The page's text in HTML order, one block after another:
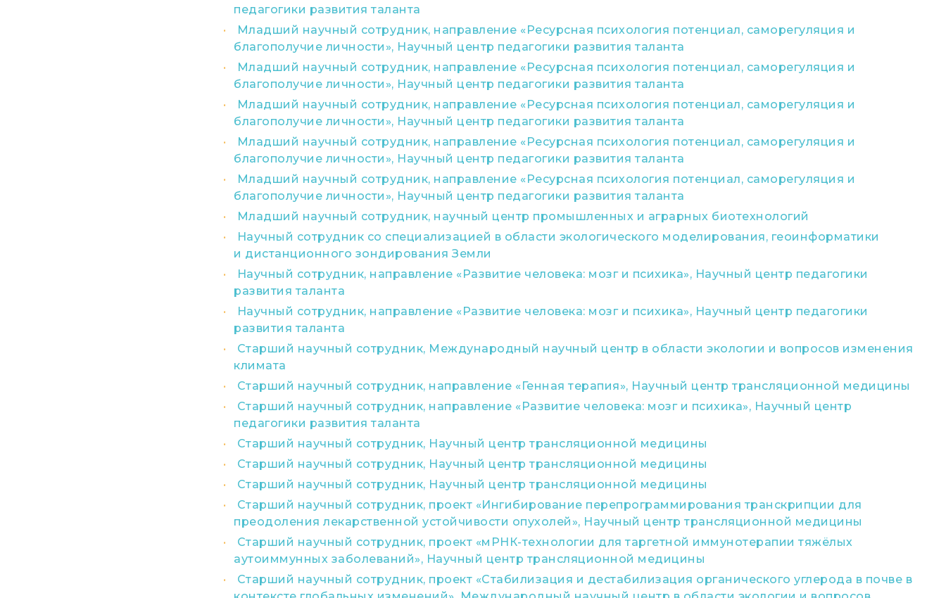
педагогики развития таланта
Младший научный сотрудник, направление «Ресурсная психология потенциал, саморегуляция и
благополучие личности», Научный центр педагогики развития таланта
Младший научный сотрудник, направление «Ресурсная психология потенциал, саморегуляция и
благополучие личности», Научный центр педагогики развития таланта
Младший научный сотрудник, направление «Ресурсная психология потенциал, саморегуляция и
благополучие личности», Научный центр педагогики развития таланта
Младший научный сотрудник, направление «Ресурсная психология потенциал, саморегуляция и
благополучие личности», Научный центр педагогики развития таланта
Младший научный сотрудник, направление «Ресурсная психология потенциал, саморегуляция и
благополучие личности», Научный центр педагогики развития таланта
Младший научный сотрудник, научный центр промышленных и аграрных биотехнологий
Научный сотрудник со специализацией в области экологического моделирования, геоинформатики
и дистанционного зондирования Земли
Научный сотрудник, направление «Развитие человека: мозг и психика», Научный центр педагогики
развития таланта
Научный сотрудник, направление «Развитие человека: мозг и психика», Научный центр педагогики
развития таланта
Старший научный сотрудник, Международный научный центр в области экологии и вопросов изменения
климата
Старший научный сотрудник, направление «Генная терапия», Научный центр трансляционной медицины
Старший научный сотрудник, направление «Развитие человека: мозг и психика», Научный центр
педагогики развития таланта
Старший научный сотрудник, Научный центр трансляционной медицины
Старший научный сотрудник, Научный центр трансляционной медицины
Старший научный сотрудник, Научный центр трансляционной медицины
Старший научный сотрудник, проект «Ингибирование перепрограммирования транскрипции для
преодоления лекарственной устойчивости опухолей», Научный центр трансляционной медицины
Старший научный сотрудник, проект «мРНК-технологии для таргетной иммунотерапии тяжёлых
аутоиммунных заболеваний», Научный центр трансляционной медицины
Старший научный сотрудник, проект «Стабилизация и дестабилизация органического углерода в почве в